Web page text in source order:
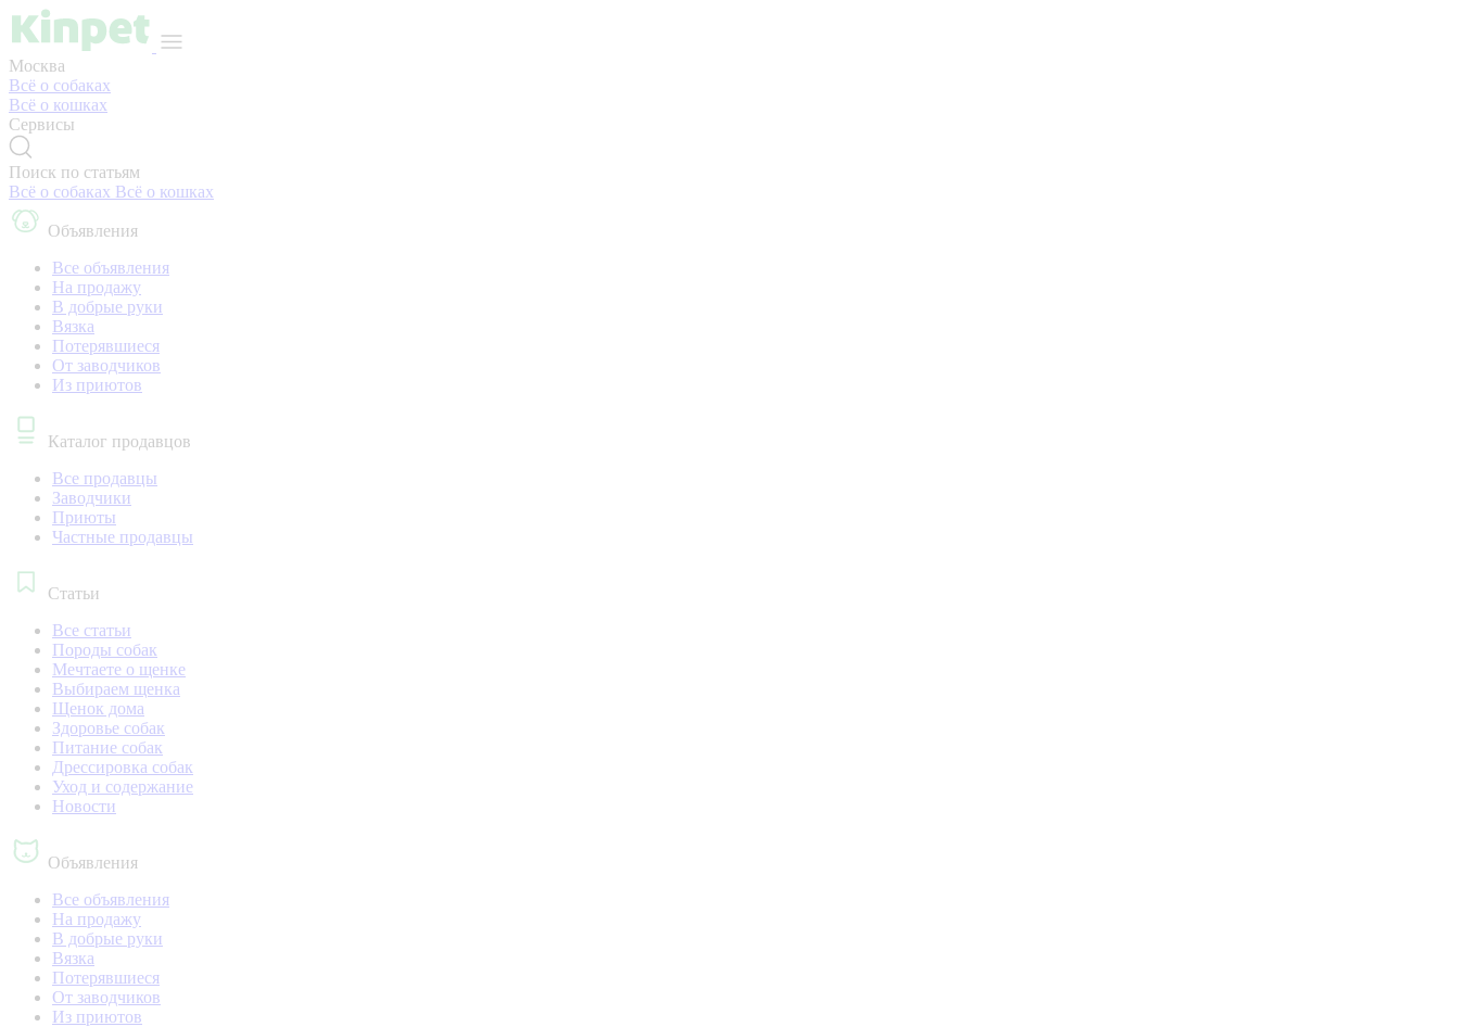
Москва
Всё о собаках
Всё о кошках
Сервисы
Поиск по статьям
Всё о собаках Всё о кошках
Объявления
Все объявления
На продажу
В добрые руки
Вязка
Потерявшиеся
От заводчиков
Из приютов
Каталог продавцов
Все продавцы
Заводчики
Приюты
Частные продавцы
Статьи
Все статьи
Породы собак
Мечтаете о щенке
Выбираем щенка
Щенок дома
Здоровье собак
Питание собак
Дрессировка собак
Уход и содержание
Новости
Объявления
Все объявления
На продажу
В добрые руки
Вязка
Потерявшиеся
От заводчиков
Из приютов